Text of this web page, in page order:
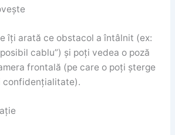
îți arată ce obstacol a întâlnit (ex:
cablu”) și poți vedea o poză
frontală (pe care o poți șterge
confidențialitate).